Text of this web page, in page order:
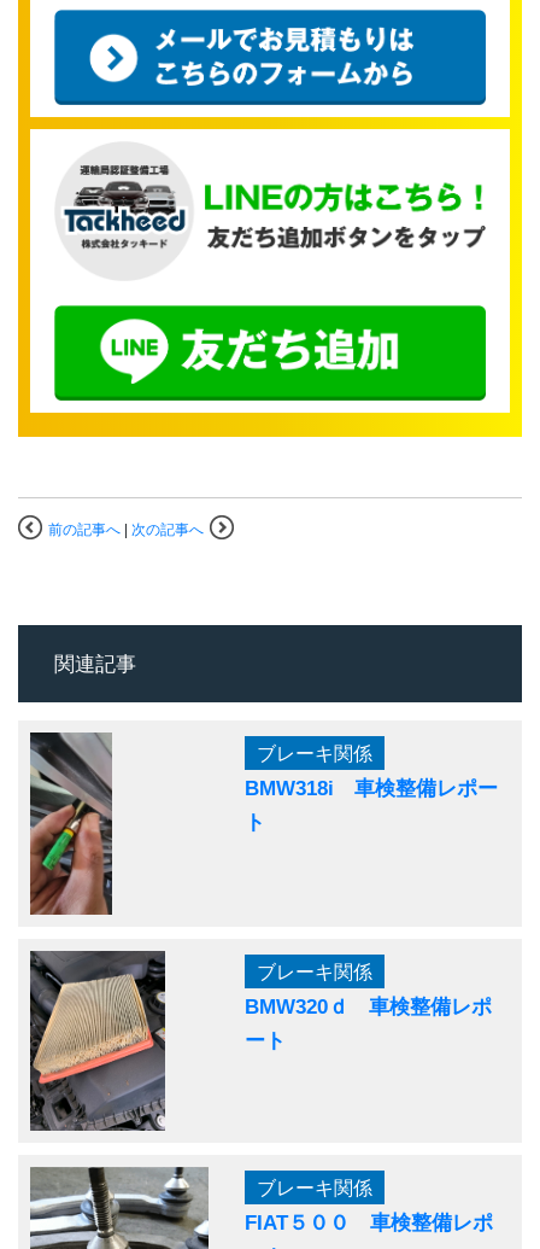
前の記事へ | 次の記事へ
関連記事
ブレーキ関係
BMW318i 車検整備レポー
ト
ブレーキ関係
BMW320ｄ 車検整備レポ
ート
ブレーキ関係
FIAT５００ 車検整備レポ